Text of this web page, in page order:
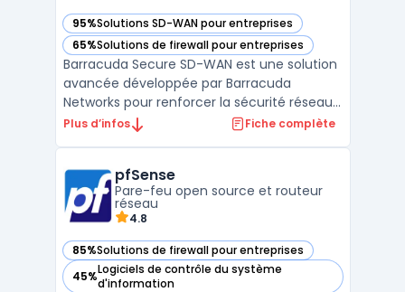
95%Solutions SD-WAN pour entreprises
— voir Barracuda Secure SD-WAN dans cette catégorie
65%Solutions de firewall pour entreprises
— voir Barracuda Secure SD-WAN dans cette catégorie
Barracuda Secure SD-WAN est une solution
avancée développée par Barracuda
Networks pour renforcer la sécurité réseau
et optimiser la connectivité des entreprises.
fonctionnalités de pare-feu nouvelle
génération, garantis ...
Plus d’infos Fiche complète
pfSense
Pare-feu open source et routeur
réseau
4.8
85%Solutions de firewall pour entreprises
— voir pfSense dans cette catégorie
45%Logiciels de contrôle du système
d'information
— voir pfSense dans cette catégorie